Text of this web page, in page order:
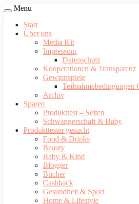
Menu
Start
Über uns
Media Kit
Impressum
Datenschutz
Kooperationen & Transparenz
Gewinnspiele
Teilnahmebedingungen
Archiv
Sparen
Produkttest – Seiten
Schwangerschaft & Baby
Produkttester gesucht
Food & Drinks
Beauty
Baby & Kind
Blogger
Bücher
Cashback
Gesundheit & Sport
Home & Lifestyle